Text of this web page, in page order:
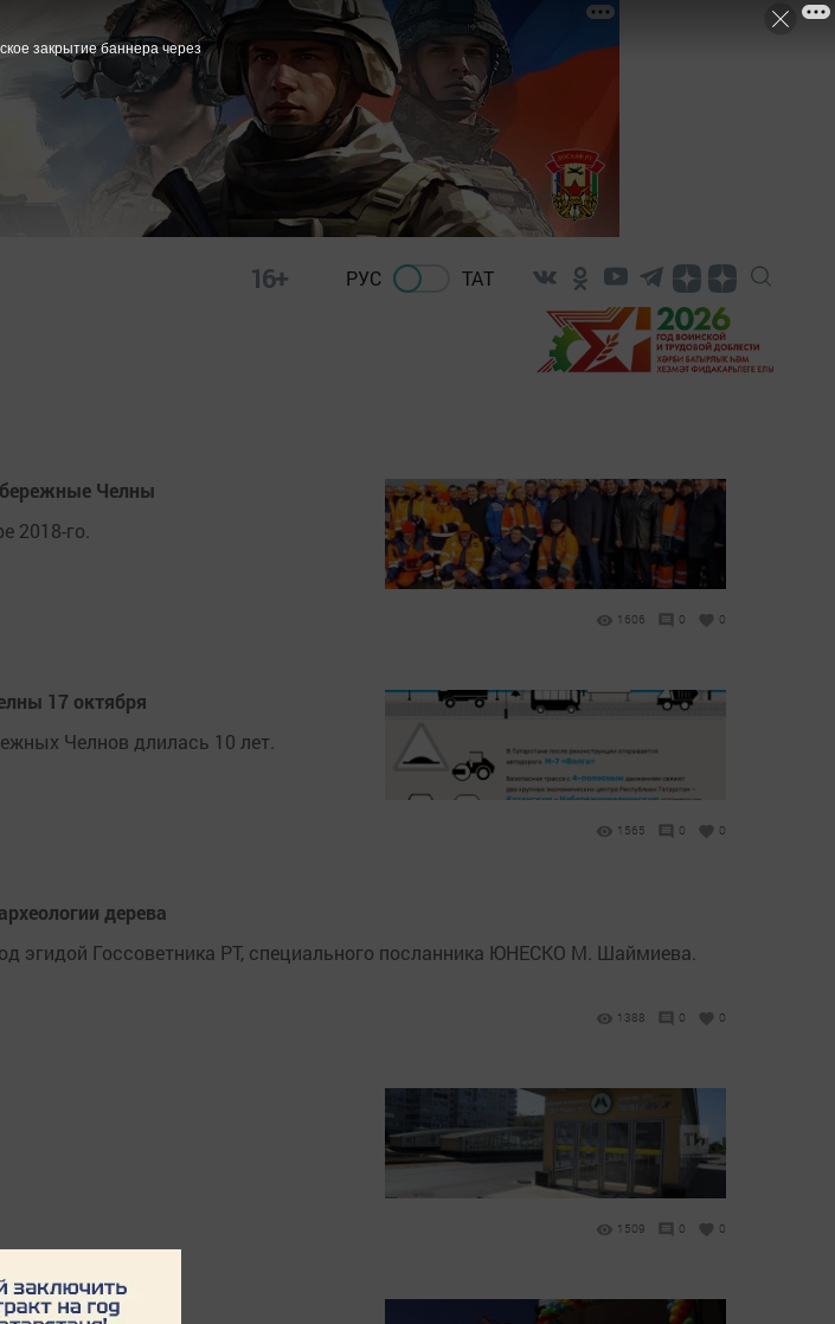
16+ РУС ТАТ
Челны
2018-го.
1606 0 0
17 октября
Челнов длилась 10 лет.
1565 0 0
дерева
эгидой Госсоветника РТ, специального посланника ЮНЕСКО М. Шаймиева.
1388 0 0
1509 0 0
закрытие баннера через